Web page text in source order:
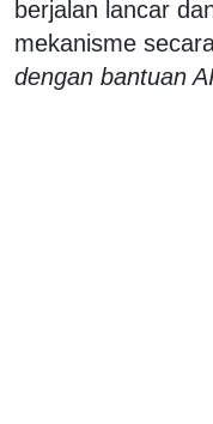
berjalan lancar
mekanisme
dengan bantuan